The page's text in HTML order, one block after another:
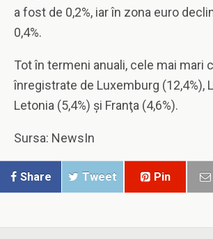
a fost de 0,2%, iar în zona euro
0,4%.
Tot în termeni anuali, cele mai mari
înregistrate de Luxemburg (12,4%),
Letonia (5,4%) şi Franţa (4,6%).
Sursa: NewsIn
Share Tweet Pin